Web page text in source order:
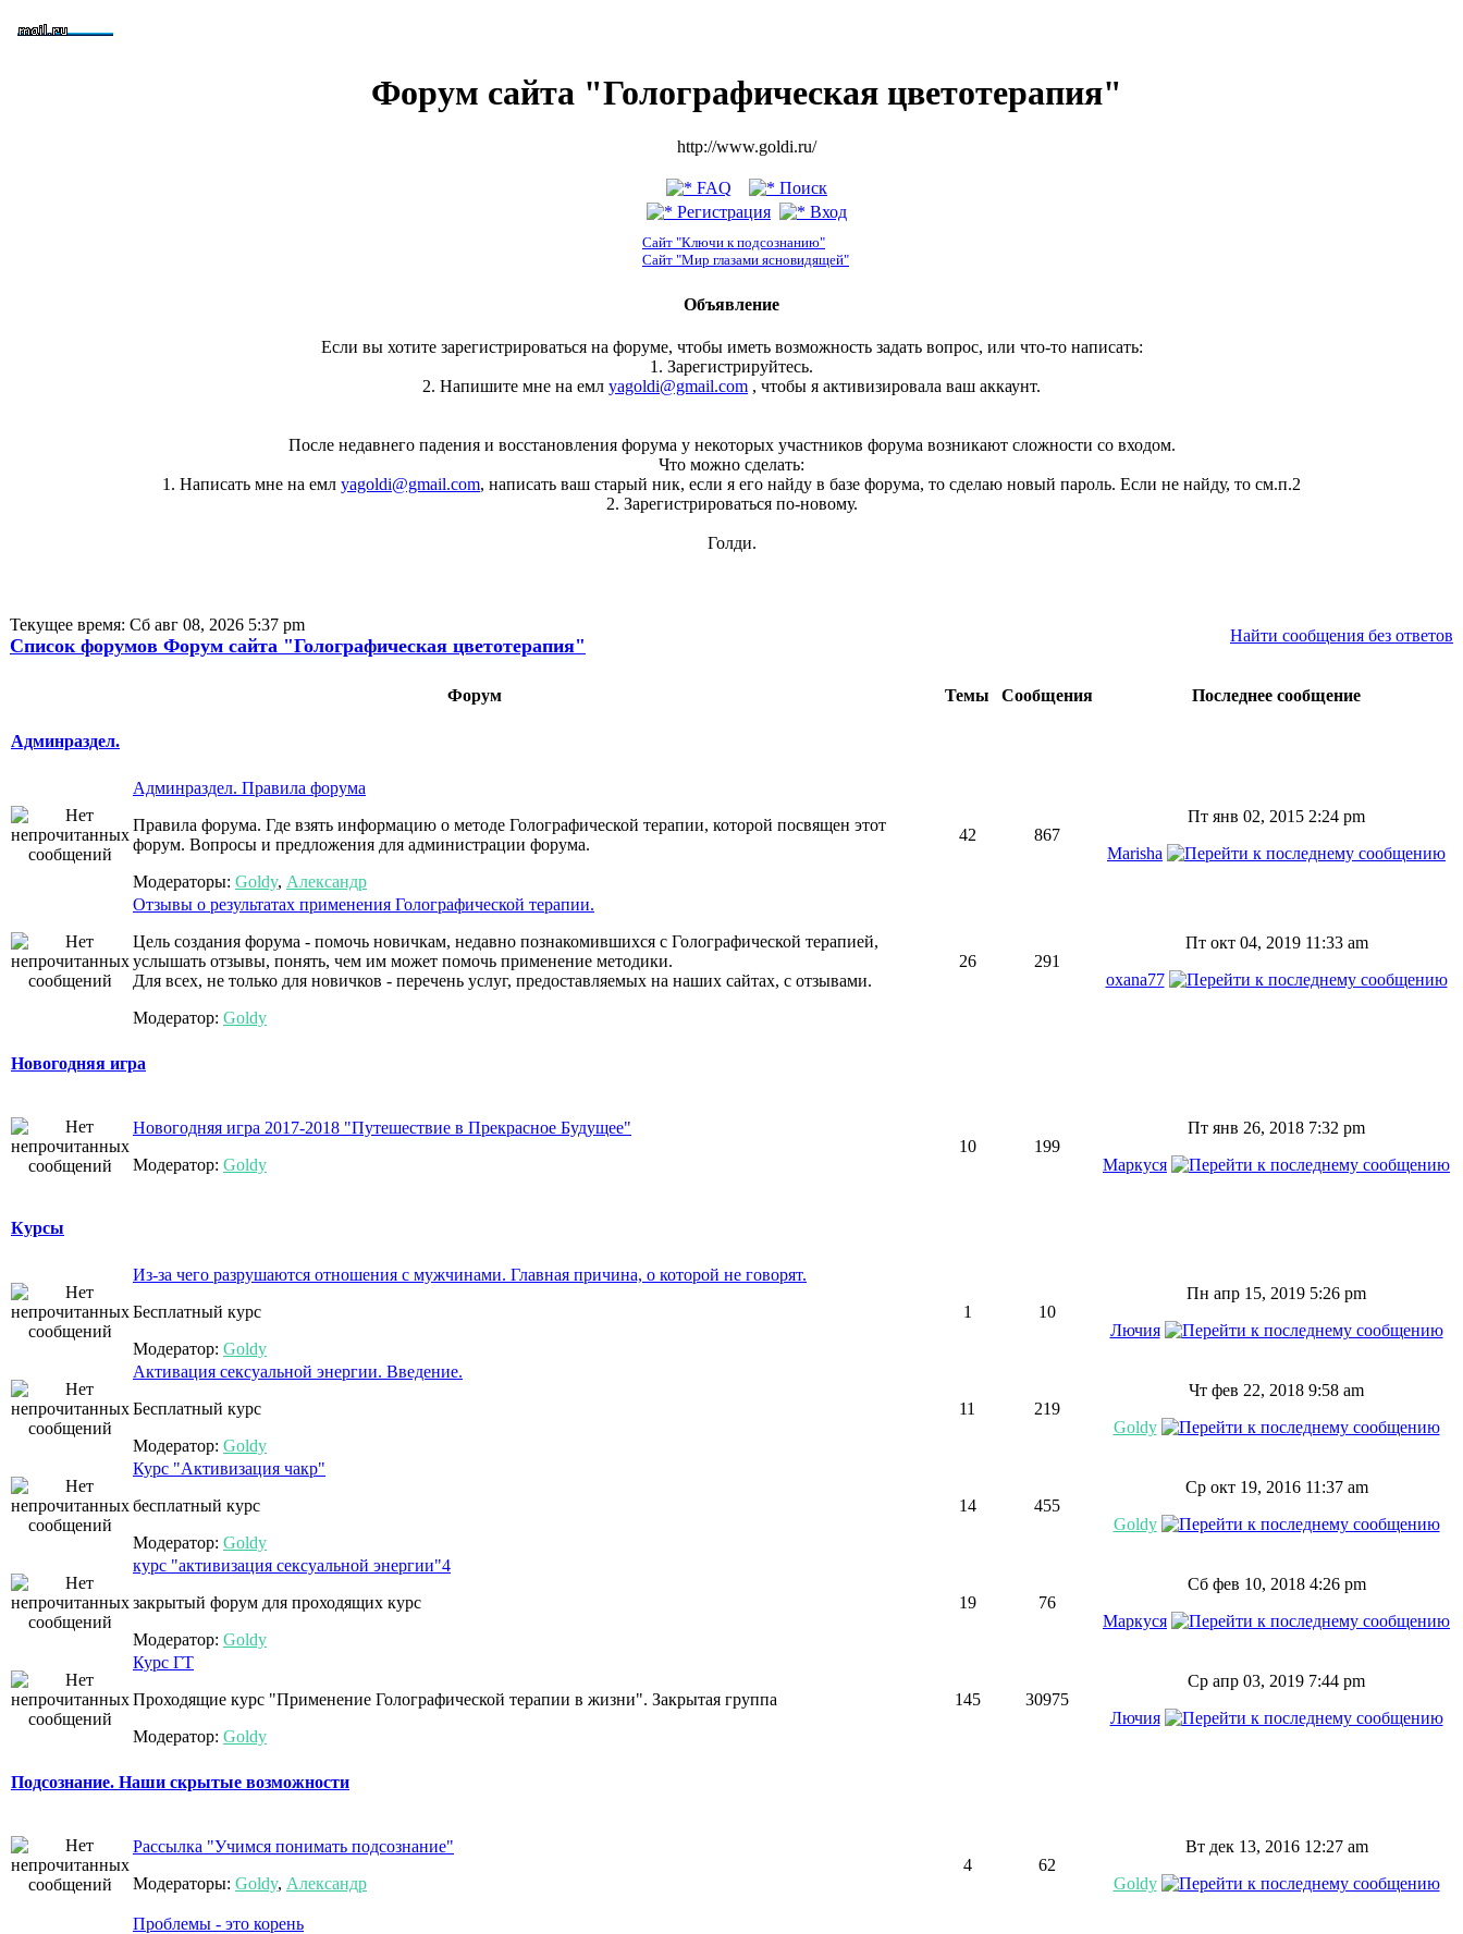
Форум сайта "Голографическая цветотерапия"
http://www.goldi.ru/
FAQ
Поиск
Регистрация
Вход
Сайт "Ключи к подсознанию"
Сайт "Мир глазами ясновидящей"
Объявление
Если вы хотите зарегистрироваться на форуме, чтобы иметь возможность задать вопрос, или что-то написать:
1. Зарегистрируйтесь.
2. Напишите мне на емл yagoldi@gmail.com , чтобы я активизировала ваш аккаунт.
После недавнего падения и восстановления форума у некоторых участников форума возникают сложности со входом.
Что можно сделать:
1. Написать мне на емл yagoldi@gmail.com, написать ваш старый ник, если я его найду в базе форума, то сделаю новый пароль. Если не найду, то см.п.2
2. Зарегистрироваться по-новому.
Голди.
Текущее время: Сб авг 08, 2026 5:37 pm
Список форумов Форум сайта "Голографическая цветотерапия" Найти сообщения без ответов
Форум Темы Сообщения Последнее сообщение
Админраздел.
Админраздел. Правила форума
Правила форума. Где взять информацию о методе Голографической терапии, которой посвящен этот
форум. Вопросы и предложения для администрации форума.
Модераторы: Goldy, Александр
42 867
Пт янв 02, 2015 2:24 pm
Marisha
Отзывы о результатах применения Голографической терапии.
Цель создания форума - помочь новичкам, недавно познакомившихся с Голографической терапией,
услышать отзывы, понять, чем им может помочь применение методики.
Для всех, не только для новичков - перечень услуг, предоставляемых на наших сайтах, с отзывами.
Модератор: Goldy
26 291
Пт окт 04, 2019 11:33 am
oxana77
Новогодняя игра
Новогодняя игра 2017-2018 "Путешествие в Прекрасное Будущее"
Модератор: Goldy
10 199
Пт янв 26, 2018 7:32 pm
Маркуся
Курсы
Из-за чего разрушаются отношения с мужчинами. Главная причина, о которой не говорят.
Бесплатный курс
Модератор: Goldy
1 10
Пн апр 15, 2019 5:26 pm
Лючия
Активация сексуальной энергии. Введение.
Бесплатный курс
Модератор: Goldy
11 219
Чт фев 22, 2018 9:58 am
Goldy
Курс "Активизация чакр"
бесплатный курс
Модератор: Goldy
14 455
Ср окт 19, 2016 11:37 am
Goldy
курс "активизация сексуальной энергии"4
закрытый форум для проходящих курс
Модератор: Goldy
19 76
Сб фев 10, 2018 4:26 pm
Маркуся
Курс ГТ
Проходящие курс "Применение Голографической терапии в жизни". Закрытая группа
Модератор: Goldy
145 30975
Ср апр 03, 2019 7:44 pm
Лючия
Подсознание. Наши скрытые возможности
Рассылка "Учимся понимать подсознание"
Модераторы: Goldy, Александр
4 62
Вт дек 13, 2016 12:27 am
Goldy
Проблемы - это корень